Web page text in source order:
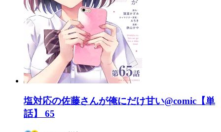
塩対応の佐藤さんが俺にだけ甘い@comic【単
話】 65